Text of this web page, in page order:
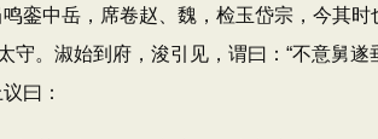
中岳，席卷赵、魏，检玉岱宗，今其时
。淑始到府，浚引见，谓曰：“不意舅
曰：